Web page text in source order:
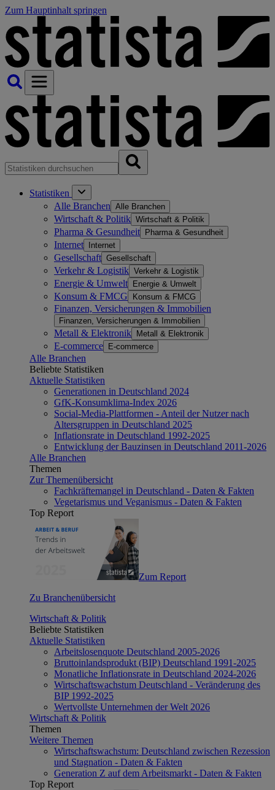
Zum Hauptinhalt springen
Statistiken
Alle Branchen Alle Branchen
Wirtschaft & Politik Wirtschaft & Politik
Pharma & Gesundheit Pharma & Gesundheit
Internet Internet
Gesellschaft Gesellschaft
Verkehr & Logistik Verkehr & Logistik
Energie & Umwelt Energie & Umwelt
Konsum & FMCG Konsum & FMCG
Finanzen, Versicherungen & Immobilien
Finanzen, Versicherungen & Immobilien
Metall & Elektronik Metall & Elektronik
E-commerce E-commerce
Alle Branchen
Beliebte Statistiken
Aktuelle Statistiken
Generationen in Deutschland 2024
GfK-Konsumklima-Index 2026
Social-Media-Plattformen - Anteil der Nutzer nach
Altersgruppen in Deutschland 2025
Inflationsrate in Deutschland 1992-2025
Entwicklung der Bauzinsen in Deutschland 2011-2026
Alle Branchen
Themen
Zur Themenübersicht
Fachkräftemangel in Deutschland - Daten & Fakten
Vegetarismus und Veganismus - Daten & Fakten
Top Report
Zum Report
Zu Branchenübersicht
Wirtschaft & Politik
Beliebte Statistiken
Aktuelle Statistiken
Arbeitslosenquote Deutschland 2005-2026
Bruttoinlandsprodukt (BIP) Deutschland 1991-2025
Monatliche Inflationsrate in Deutschland 2024-2026
Wirtschaftswachstum Deutschland - Veränderung des
BIP 1992-2025
Wertvollste Unternehmen der Welt 2026
Wirtschaft & Politik
Themen
Weitere Themen
Wirtschaftswachstum: Deutschland zwischen Rezession
und Stagnation - Daten & Fakten
Generation Z auf dem Arbeitsmarkt - Daten & Fakten
Top Report